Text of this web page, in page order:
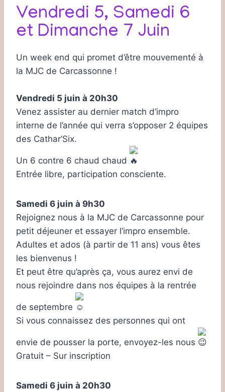
Vendredi 5, Samedi 6
et Dimanche 7 Juin
Un week end qui promet d’être mouvementé à
la MJC de Carcassonne !
Vendredi 5 juin à 20h30
Venez assister au dernier match d’impro
interne de l’année qui verra s’opposer 2 équipes
des Cathar’Six.
Un 6 contre 6 chaud chaud
Entrée libre, participation consciente.
Samedi 6 juin à 9h30
Rejoignez nous à la MJC de Carcassonne pour
petit déjeuner et essayer l’impro ensemble.
Adultes et ados (à partir de 11 ans) vous êtes
les bienvenus !
Et peut être qu’après ça, vous aurez envi de
nous rejoindre dans nos équipes à la rentrée
de septembre
Si vous connaissez des personnes qui ont
envie de pousser la porte, envoyez-les nous
Gratuit – Sur inscription
Samedi 6 juin à 20h30